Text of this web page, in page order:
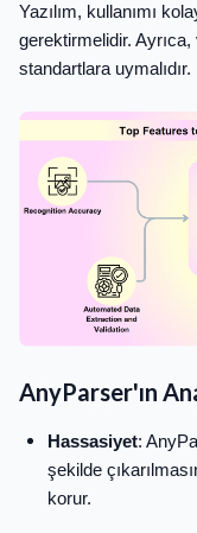
Yazılım, kullanımı
gerektirmelidir.
standartlara uymalıdır.
AnyParser'ın
Hassasiyet:
şekilde
korur.